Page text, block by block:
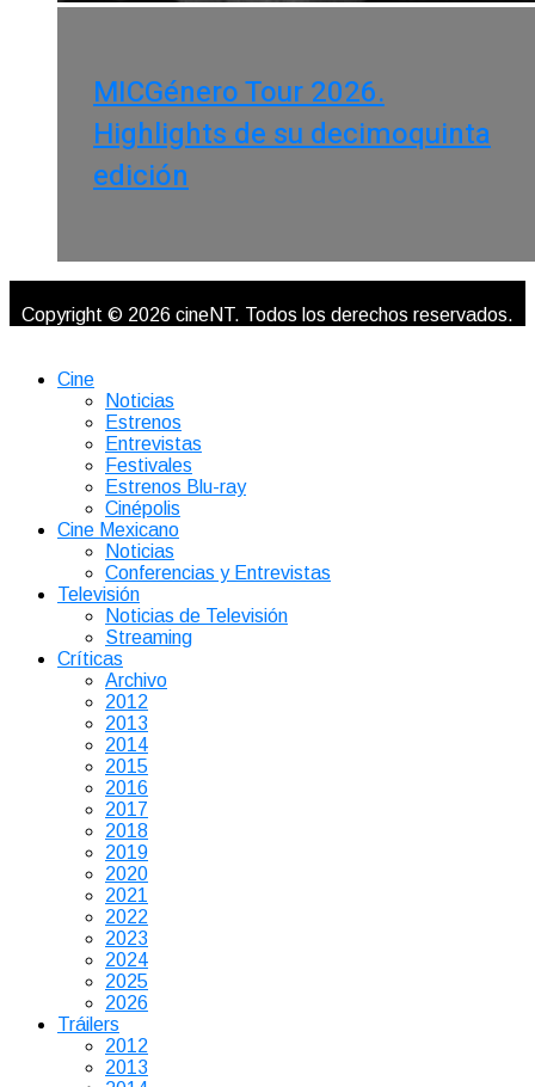
MICGénero Tour 2026.
Highlights de su decimoquinta
edición
Copyright © 2026 cineNT. Todos los derechos reservados.
Cine
Noticias
Estrenos
Entrevistas
Festivales
Estrenos Blu-ray
Cinépolis
Cine Mexicano
Noticias
Conferencias y Entrevistas
Televisión
Noticias de Televisión
Streaming
Críticas
Archivo
2012
2013
2014
2015
2016
2017
2018
2019
2020
2021
2022
2023
2024
2025
2026
Tráilers
2012
2013